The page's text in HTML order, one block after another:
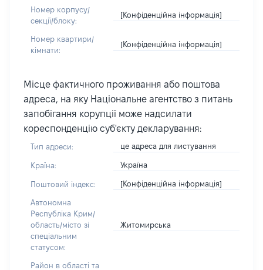
Номер корпусу/
секції/блоку:
[Конфіденційна інформація]
Номер квартири/
кімнати:
[Конфіденційна інформація]
Місце фактичного проживання або поштова
адреса, на яку Національне агентство з питань
запобігання корупції може надсилати
кореспонденцію суб'єкту декларування:
Тип адреси: це адреса для листування
Країна: Україна
Поштовий індекс: [Конфіденційна інформація]
Автономна
Республіка Крим/
область/місто зі
спеціальним
статусом:
Житомирська
Район в області та